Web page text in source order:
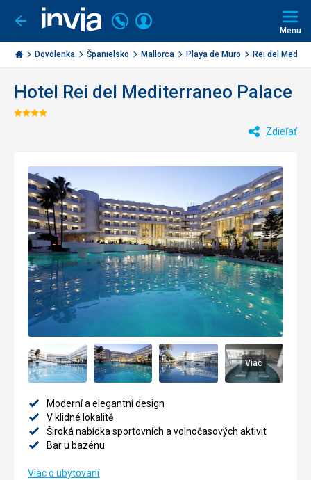
Ísť
späť
Invia.sk
Volajte
+421
2
3221
Prihlásiť
Menu
Dovolenka Španielsko Mallorca Playa de Muro Rei del
Hotel Rei del Mediterraneo Palace
Hodnotenie:
Zdieľať
Viac
Moderní a elegantní design
V klidné lokalitě
Široká nabídka sportovních a volnočasových aktivit
Bar u bazénu
Viac o ubytovaní